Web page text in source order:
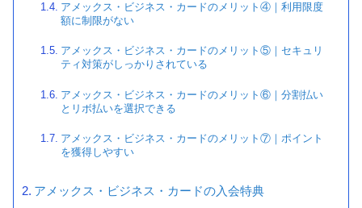
アメックス・ビジネス・カードのメリット④｜利用限度
額に制限がない
アメックス・ビジネス・カードのメリット⑤｜セキュリ
ティ対策がしっかりされている
アメックス・ビジネス・カードのメリット⑥｜分割払い
とリボ払いを選択できる
アメックス・ビジネス・カードのメリット⑦｜ポイント
を獲得しやすい
アメックス・ビジネス・カードの入会特典